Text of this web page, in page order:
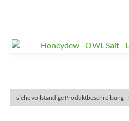
siehe vollständige Produktbeschreibung